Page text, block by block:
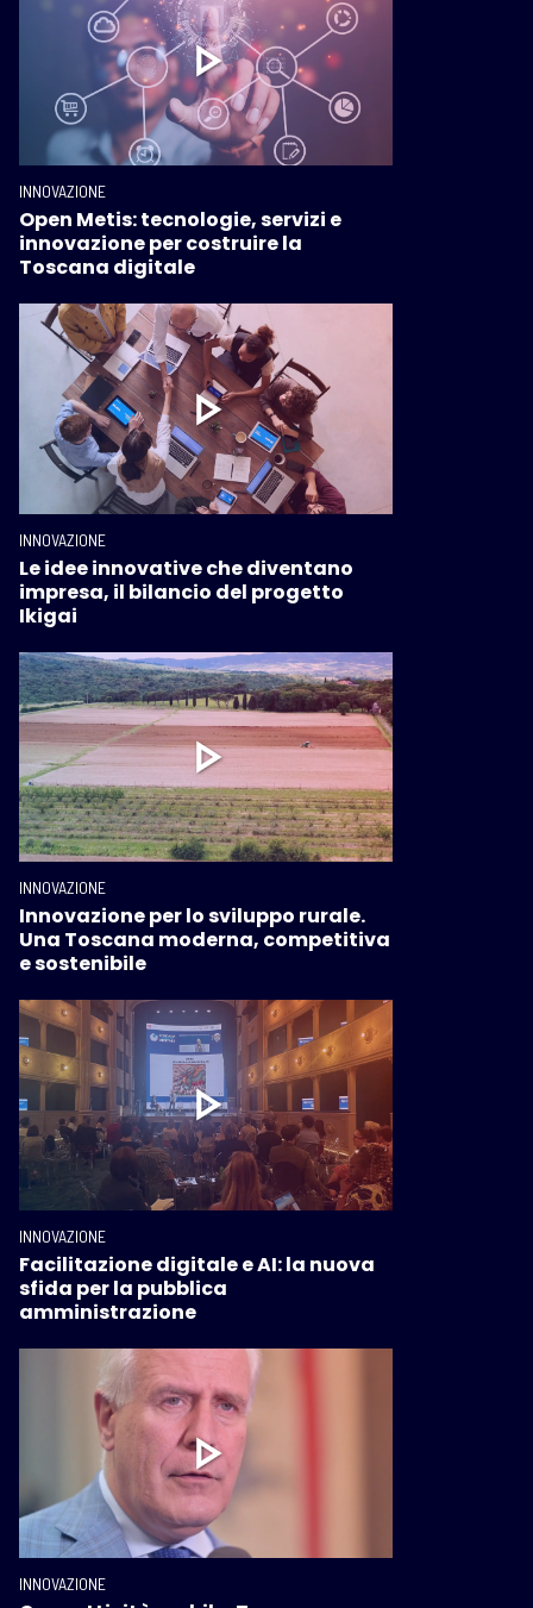
INNOVAZIONE
Open Metis: tecnologie, servizi e
innovazione per costruire la
Toscana digitale
INNOVAZIONE
Le idee innovative che diventano
impresa, il bilancio del progetto
Ikigai
INNOVAZIONE
Innovazione per lo sviluppo rurale.
Una Toscana moderna, competitiva
e sostenibile
INNOVAZIONE
Facilitazione digitale e AI: la nuova
sfida per la pubblica
amministrazione
INNOVAZIONE